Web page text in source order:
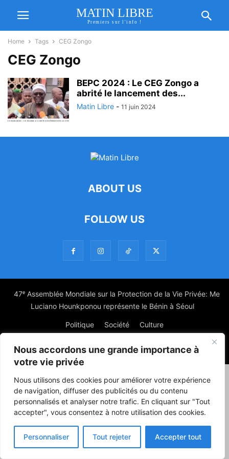
Nous accordons une grande importance à
votre vie privée
Nous utilisons des cookies pour améliorer votre expérience
de navigation, diffuser des publicités ou du contenu
personnalisés et analyser notre trafic. En cliquant sur "Tout
accepter", vous consentez à notre utilisation des cookies.
Personnaliser Tout rejeter Accepter tout
MATIN LIBRE
Premiers sur l'info !
Home Tags CEG Zongo
CEG Zongo
BEPC 2024 : Le CEG Zongo a
abrité le lancement des...
Matin Libre - 11 juin 2024
ABOUT US
FOLLOW US
47ᵉ Assemblée Mondiale sur la Protection de la Vie Privée: Me
Luciano Hounkponou représente le Bénin à Séoul
Politique Société Culture
© Powered by digitXplus Francophone